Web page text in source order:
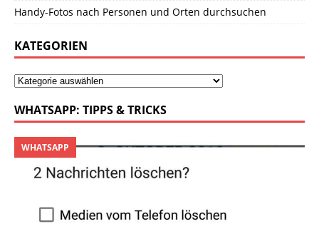
Handy-Fotos nach Personen und Orten durchsuchen
KATEGORIEN
WHATSAPP: TIPPS & TRICKS
WHATSAPP